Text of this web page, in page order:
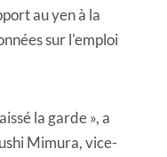
au yen à la
sur l'emploi
la garde », a
Mimura, vice-